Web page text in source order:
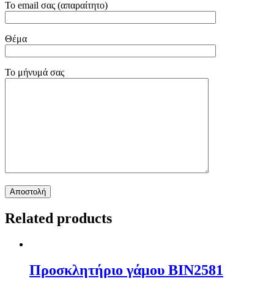
Το email σας (απαραίτητο)
Θέμα
Το μήνυμά σας
Related products
Προσκλητήριο γάμου ΒΙΝ2581